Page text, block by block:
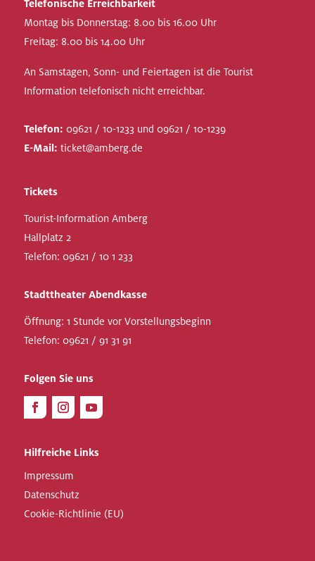
Telefonische Erreichbarkeit
Montag bis Donnerstag: 8.00 bis 16.00 Uhr
Freitag: 8.00 bis 14.00 Uhr
An Samstagen, Sonn- und Feiertagen ist die Tourist
Information telefonisch nicht erreichbar.
Telefon: 09621 / 10-1233 und 09621 / 10-1239
E-Mail: ticket@amberg.de
Tickets
Tourist-Information Amberg
Hallplatz 2
Telefon: 09621 / 10 1 233
Stadttheater Abendkasse
Öffnung: 1 Stunde vor Vorstellungsbeginn
Telefon: 09621 / 91 31 91
Folgen Sie uns
Hilfreiche Links
Impressum
Datenschutz
Cookie-Richtlinie (EU)